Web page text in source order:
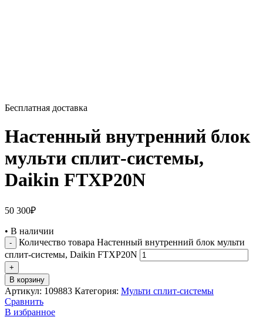
Бесплатная доставка
Настенный внутренний блок
мульти сплит-системы,
Daikin FTXP20N
50 300₽
• В наличии
Количество товара Настенный внутренний блок мульти
сплит-системы, Daikin FTXP20N
В корзину
Артикул: 109883 Категория: Мульти сплит-системы
Сравнить
В избранное